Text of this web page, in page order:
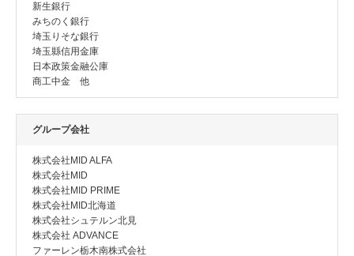
新生銀行
みちのく銀行
埼玉りそな銀行
埼玉縣信用金庫
日本政策金融公庫
商工中金 他
グループ会社
株式会社MID ALFA
株式会社MID
株式会社MID PRIME
株式会社MID北海道
株式会社シュテルン北見
株式会社 ADVANCE
ファーレン栃木南株式会社